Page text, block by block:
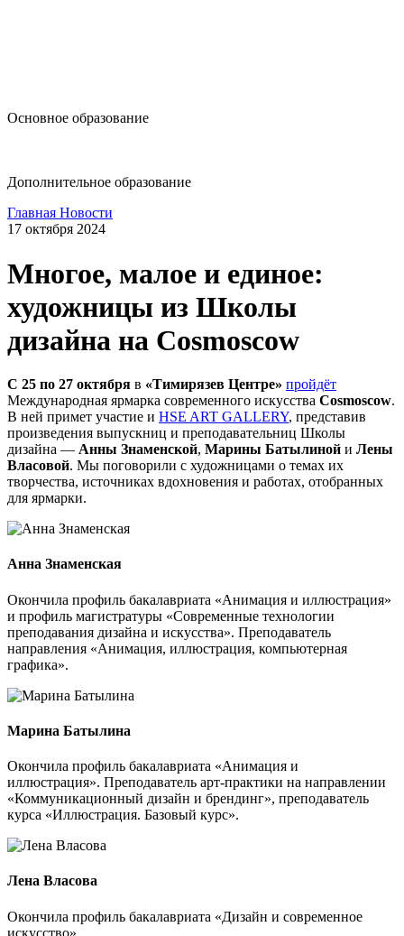
Основное образование
Дополнительное образование
Главная Новости
17 октября 2024
Многое, малое и единое:
художницы из Школы
дизайна на Cosmoscow
С 25 по 27 октября в «Тимирязев Центре» пройдёт
Международная ярмарка современного искусства Cosmoscow.
В ней примет участие и HSE ART GALLERY, представив
произведения выпускниц и преподавательниц Школы
дизайна — Анны Знаменской, Марины Батылиной и Лены
Власовой. Мы поговорили с художницами о темах их
творчества, источниках вдохновения и работах, отобранных
для ярмарки.
Анна Знаменская
Окончила профиль бакалавриата «Анимация и иллюстрация»
и профиль магистратуры «Современные технологии
преподавания дизайна и искусства». Преподаватель
направления «Анимация, иллюстрация, компьютерная
графика».
Марина Батылина
Окончила профиль бакалавриата «Анимация и
иллюстрация». Преподаватель арт-практики на направлении
«Коммуникационный дизайн и брендинг», преподаватель
курса «Иллюстрация. Базовый курс».
Лена Власова
Окончила профиль бакалавриата «Дизайн и современное
искусство».